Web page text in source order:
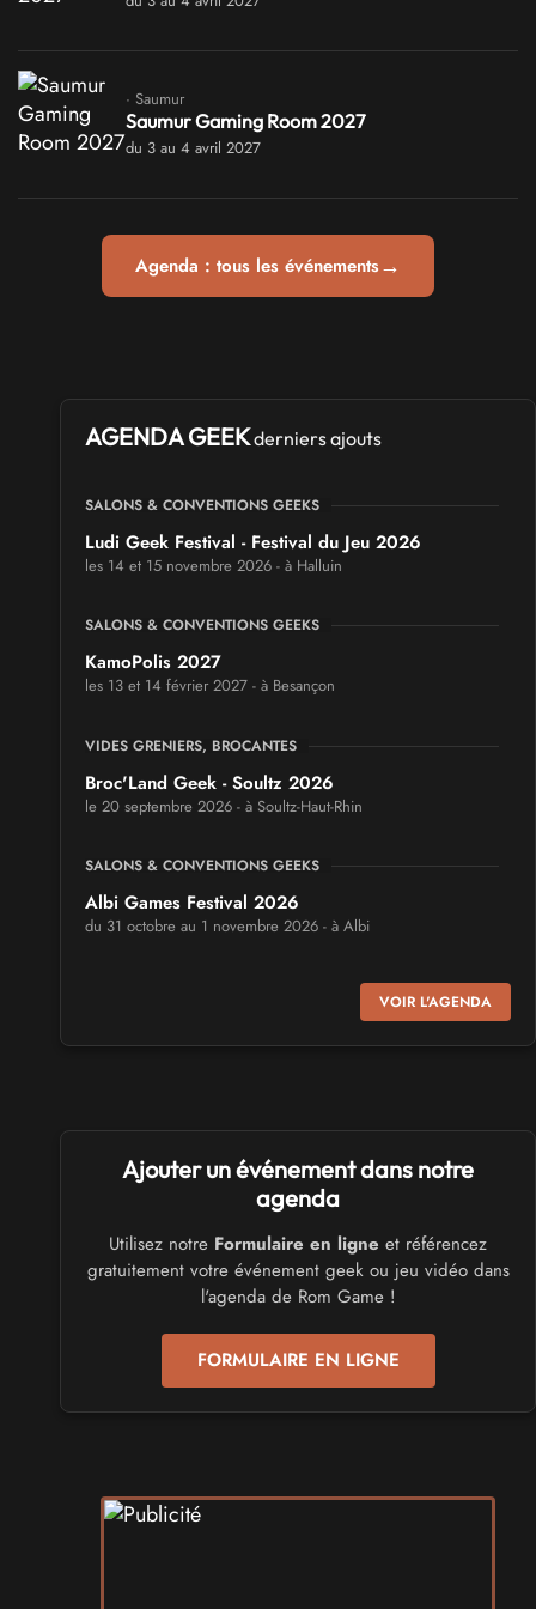
· Saumur
Saumur Gaming Room 2027
du 3 au 4 avril 2027
Agenda : tous les événements→
AGENDA GEEKderniers ajouts
SALONS & CONVENTIONS GEEKS
Ludi Geek Festival - Festival du Jeu 2026
les 14 et 15 novembre 2026 - à Halluin
SALONS & CONVENTIONS GEEKS
KamoPolis 2027
les 13 et 14 février 2027 - à Besançon
VIDES GRENIERS, BROCANTES
Broc'Land Geek - Soultz 2026
le 20 septembre 2026 - à Soultz-Haut-Rhin
SALONS & CONVENTIONS GEEKS
Albi Games Festival 2026
du 31 octobre au 1 novembre 2026 - à Albi
Virtual Calais - salon du jeu vidéo et des loisirs
numériques 2026
SALONS & CONVENTIONS GEEKS
Trolls et Légendes 2027
du 26 au 28 mars 2027 - à Mons
CULTURE JAPONAISE ET OTAKU
Mang'Azur 2027
les 24 et 25 avril 2027 - à Toulon
SALONS & CONVENTIONS GEEKS
Play Azur Festival 2027
SALONS & CONVENTIONS GEEKS
Art To Play 2026
VOIR L'AGENDA
Ajouter un événement dans notre
agenda
Utilisez notre Formulaire en ligne et référencez
gratuitement votre événement geek ou jeu vidéo dans
l'agenda de Rom Game !
FORMULAIRE EN LIGNE